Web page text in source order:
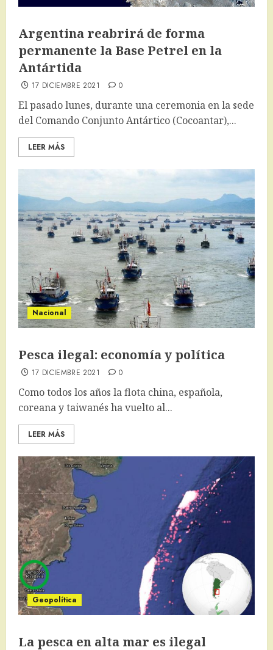
Argentina reabrirá de forma
permanente la Base Petrel en la
Antártida
17 DICIEMBRE 2021 0
El pasado lunes, durante una ceremonia en la sede
del Comando Conjunto Antártico (Cocoantar),...
LEER MÁS
Nacional
Pesca ilegal: economía y política
17 DICIEMBRE 2021 0
Como todos los años la flota china, española,
coreana y taiwanés ha vuelto al...
LEER MÁS
Geopolítica
La pesca en alta mar es ilegal